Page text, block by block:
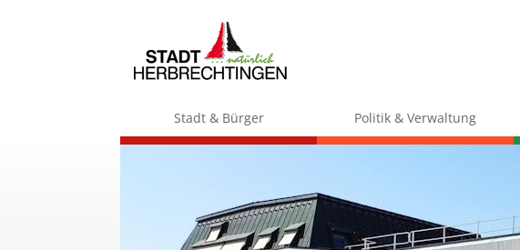
Stadt & Bürger Politik & Verwaltung